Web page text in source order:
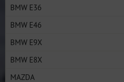
BMW E36
BMW E46
BMW E9X
BMW E8X
MAZDA